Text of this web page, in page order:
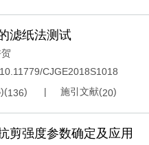
滤纸法测试
10.11779/CJGE2018S1018
136) 施引文献(20)
剪强度参数确定及应用